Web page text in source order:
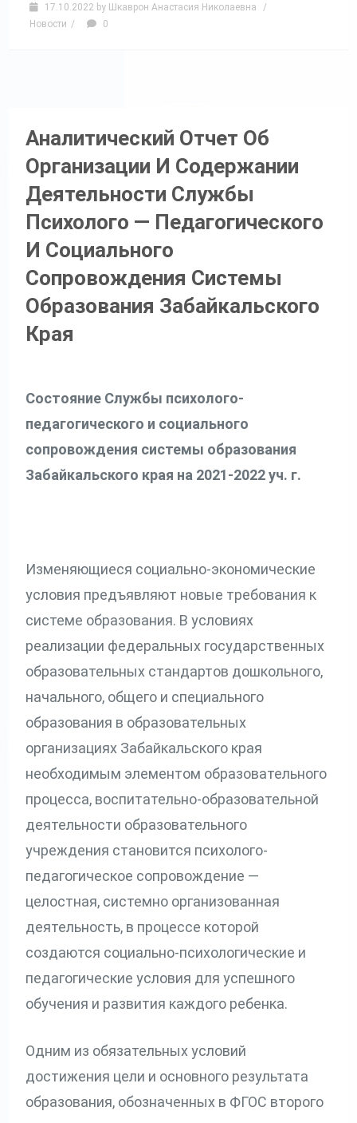
17.10.2022 by Шкаврон Анастасия Николаевна
/
Новости / 0
Аналитический Отчет Об
Организации И Содержании
Деятельности Службы
Психолого — Педагогического
И Социального
Сопровождения Системы
Образования Забайкальского
Края
Состояние Службы психолого-
педагогического и социального
сопровождения системы образования
Забайкальского края на 2021-2022 уч. г.
Изменяющиеся социально-экономические
условия предъявляют новые требования к
системе образования. В условиях
реализации федеральных государственных
образовательных стандартов дошкольного,
начального, общего и специального
образования в образовательных
организациях Забайкальского края
необходимым элементом образовательного
процесса, воспитательно-образовательной
деятельности образовательного
учреждения становится психолого-
педагогическое сопровождение —
целостная, системно организованная
деятельность, в процессе которой
создаются социально-психологические и
педагогические условия для успешного
обучения и развития каждого ребенка.
Одним из обязательных условий
достижения цели и основного результата
образования, обозначенных в ФГОС второго